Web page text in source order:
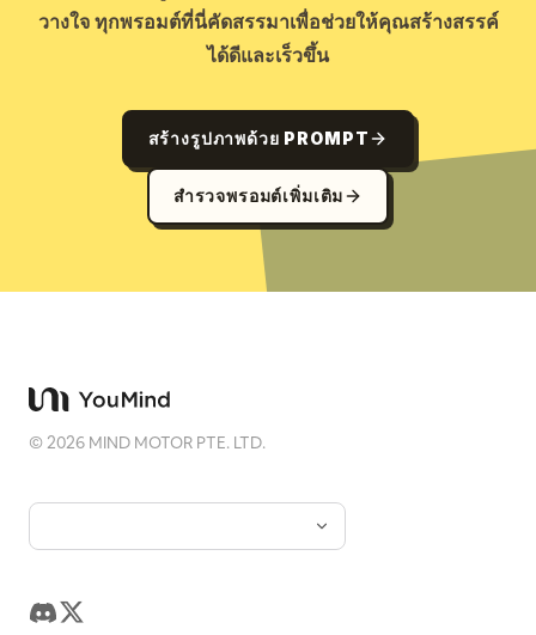
วางใจ ทุกพรอมต์ที่นี่คัดสรรมาเพื่อช่วยให้คุณสร้างสรรค์
ได้ดีและเร็วขึ้น
สร้างรูปภาพด้วย PROMPT
สำรวจพรอมต์เพิ่มเติม
©2026 MIND MOTOR PTE. LTD.